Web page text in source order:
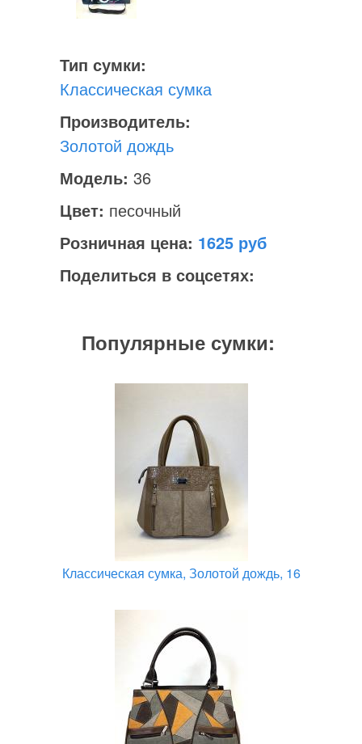
Тип сумки:
Классическая сумка
Производитель:
Золотой дождь
Модель: 36
Цвет: песочный
Розничная цена: 1625
Поделиться в соцсетях:
Популярные сумки:
Классическая сумка, Золотой дождь, 16